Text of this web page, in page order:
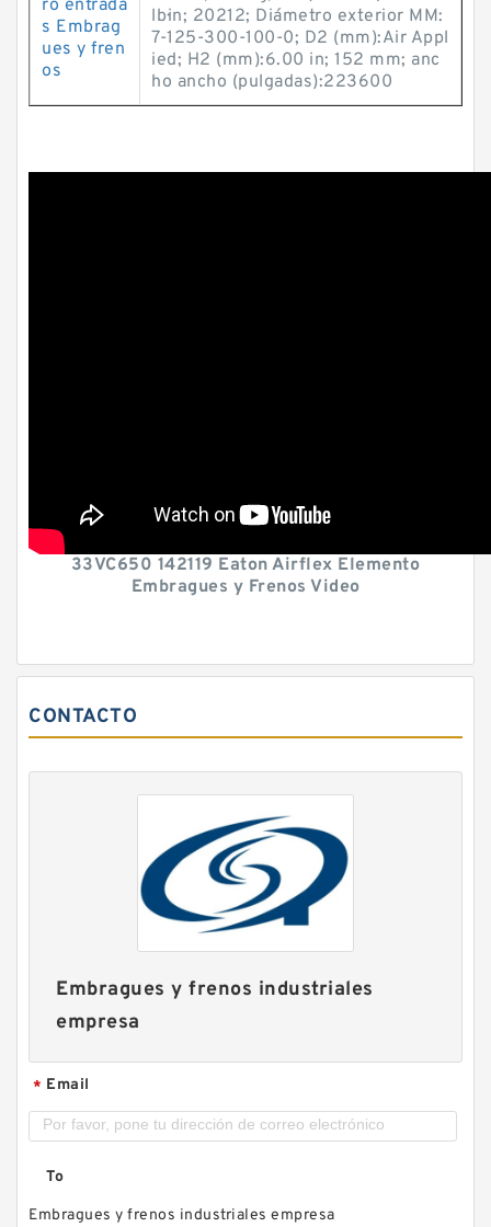
ro entrada
s Embrag
ues y fren
os
lb·in; 20212; Diámetro exterior MM:
7-125-300-100-0; D2 (mm):Air Appl
ied; H2 (mm):6.00 in; 152 mm; anc
ho ancho (pulgadas):223600
33VC650 142119 Eaton Airflex Elemento
Embragues y Frenos Video
CONTACTO
Embragues y frenos industriales
empresa
* Email
To
Embragues y frenos industriales empresa